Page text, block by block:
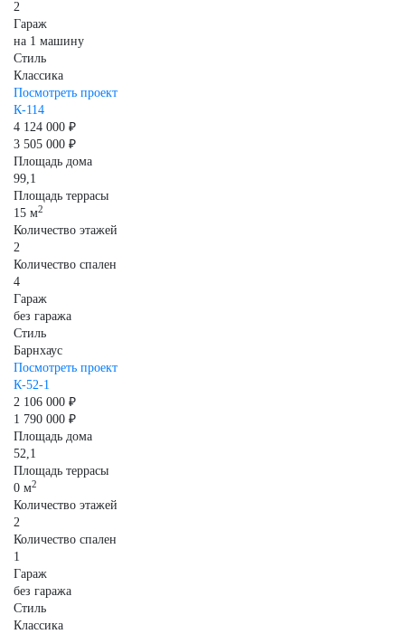
2
Гараж
на 1 машину
Стиль
Классика
Посмотреть проект
К-114
4 124 000 ₽
3 505 000 ₽
Площадь дома
99,1
Площадь террасы
15 м2
Количество этажей
2
Количество спален
4
Гараж
без гаража
Стиль
Барнхаус
Посмотреть проект
К-52-1
2 106 000 ₽
1 790 000 ₽
Площадь дома
52,1
Площадь террасы
0 м2
Количество этажей
2
Количество спален
1
Гараж
без гаража
Стиль
Классика